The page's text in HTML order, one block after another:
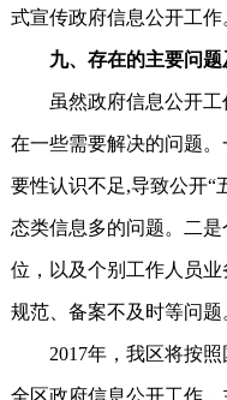
式宣传政府信息公开工作
九、存在的主要问
虽然政府信息公开工
在一些需要解决的问题
要性认识不足,导致公开“
态类信息多的问题。二
位，以及个别工作人员
规范、备案不及时等问题
2017年，我区将按照
全区政府信息公开工作